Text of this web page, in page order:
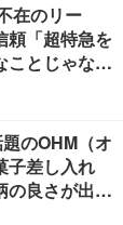
在のリー
頼「超特急を
ことじゃな
のOHM（オ
子差し入れ
の良さが出て